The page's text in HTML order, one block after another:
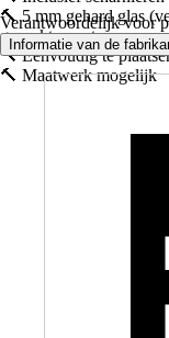
🔨 5 mm gehard glas
gerookt zwart
🔨 Eenvoudig te
🔨 Maatwerk mogelijk
Verantwoordelijk voor
Informatie van de